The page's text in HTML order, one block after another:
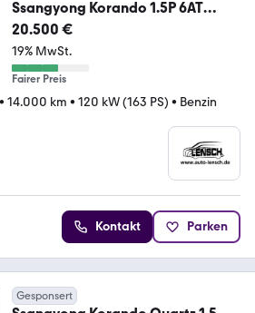
Ssangyong Korando 1.5P 6AT
Quartz *SHZ*Navi*ACC*
20.500 €
19% MwSt.
Fairer Preis
• 14.000 km • 120 kW (163 PS) • Benzin
Kontakt Parken
Gesponsert